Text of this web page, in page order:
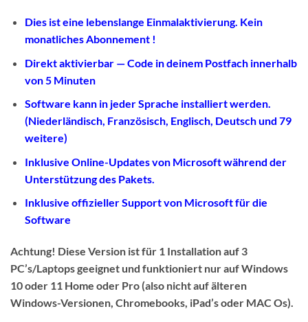
Dies ist eine lebenslange Einmalaktivierung. Kein
monatliches Abonnement !
Direkt aktivierbar — Code in deinem Postfach innerhalb
von 5 Minuten
Software kann in jeder Sprache installiert werden.
(Niederländisch, Französisch, Englisch, Deutsch und 79
weitere)
Inklusive Online-Updates von Microsoft während der
Unterstützung des Pakets.
Inklusive offizieller Support von Microsoft für die
Software
Achtung! Diese Version ist für 1 Installation auf 3
PC’s/Laptops geeignet und funktioniert nur auf Windows
10 oder 11 Home oder Pro (also nicht auf älteren
Windows-Versionen, Chromebooks, iPad’s oder MAC Os).